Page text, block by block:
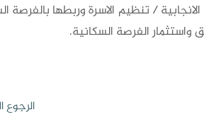
/ تنظيم الاسرة وربطها بالفرصة
واستثمار الفرصة السكانية.
الرجوع